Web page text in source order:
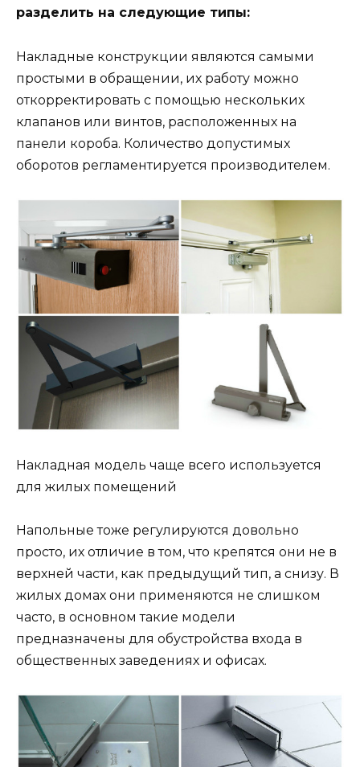
разделить на следующие типы:
Накладные конструкции являются самыми
простыми в обращении, их работу можно
откорректировать с помощью нескольких
клапанов или винтов, расположенных на
панели короба. Количество допустимых
оборотов регламентируется производителем.
Накладная модель чаще всего используется
для жилых помещений
Напольные тоже регулируются довольно
просто, их отличие в том, что крепятся они не в
верхней части, как предыдущий тип, а снизу. В
жилых домах они применяются не слишком
часто, в основном такие модели
предназначены для обустройства входа в
общественных заведениях и офисах.